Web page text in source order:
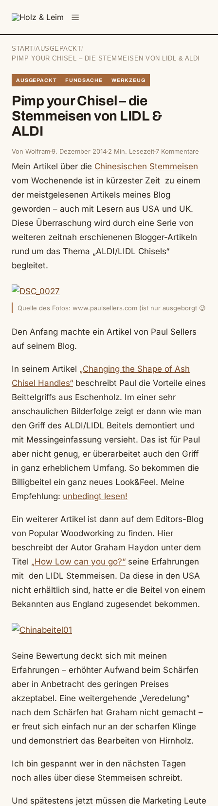
START /AUSGEPACKT /
PIMP YOUR CHISEL – DIE STEMMEISEN VON LIDL & ALDI
AUSGEPACKT FUNDSACHE WERKZEUG
Pimp your Chisel – die
Stemmeisen von LIDL &
ALDI
Von Wolfram9. Dezember 2014 2 Min. Lesezeit7 Kommentare
Mein Artikel über die Chinesischen Stemmeisen
vom Wochenende ist in kürzester Zeit zu einem
der meistgelesenen Artikels meines Blog
geworden – auch mit Lesern aus USA und UK.
Diese Überraschung wird durch eine Serie von
weiteren zeitnah erschienenen Blogger-Artikeln
rund um das Thema „ALDI/LIDL Chisels“
begleitet.
Quelle des Fotos: www.paulsellers.com (ist nur ausgeborgt 😉
Den Anfang machte ein Artikel von Paul Sellers
auf seinem Blog.
In seinem Artikel „Changing the Shape of Ash
Chisel Handles“ beschreibt Paul die Vorteile eines
Beittelgriffs aus Eschenholz. Im einer sehr
anschaulichen Bilderfolge zeigt er dann wie man
den Griff des ALDI/LIDL Beitels demontiert und
mit Messingeinfassung versieht. Das ist für Paul
aber nicht genug, er überarbeitet auch den Griff
in ganz erheblichem Umfang. So bekommen die
Billigbeitel ein ganz neues Look&Feel. Meine
Empfehlung: unbedingt lesen!
Ein weiterer Artikel ist dann auf dem Editors-Blog
von Popular Woodworking zu finden. Hier
beschreibt der Autor Graham Haydon unter dem
Titel „How Low can you go?“ seine Erfahrungen
mit den LIDL Stemmeisen. Da diese in den USA
nicht erhältlich sind, hatte er die Beitel von einem
Bekannten aus England zugesendet bekommen.
Seine Bewertung deckt sich mit meinen
Erfahrungen – erhöhter Aufwand beim Schärfen
aber in Anbetracht des geringen Preises
akzeptabel. Eine weitergehende „Veredelung“
nach dem Schärfen hat Graham nicht gemacht –
er freut sich einfach nur an der scharfen Klinge
und demonstriert das Bearbeiten von Hirnholz.
Ich bin gespannt wer in den nächsten Tagen
noch alles über diese Stemmeisen schreibt.
Und spätestens jetzt müssen die Marketing Leute